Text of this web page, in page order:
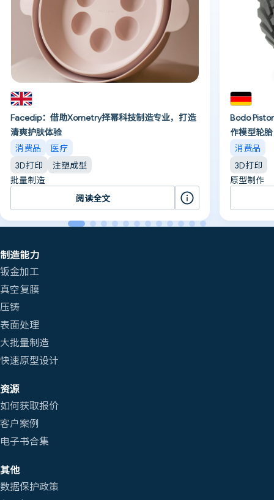
Facedip：借助Xometry择幂科技制造专业，打造
清爽护肤体验
消费品
医疗
3D打印
注塑成型
批量制造
阅读全文
Bodo
作模型轮胎
消费品
3D打印
原型制作
制造能力
钣金加工
真空复膜
压铸
表面处理
大批量制造
快速原型设计
资源
如何获取报价
客户案例
电子书合集
其他
数据保护政策